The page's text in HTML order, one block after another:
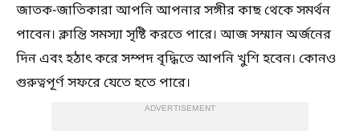
জাতক-জাতিকারা আপনি আপনার সঙ্গীর কাছ থেকে সমর্থন
পাবেন। ক্লান্তি সমস্যা সৃষ্টি করতে পারে। আজ সম্মান অর্জনের
দিন এবং হঠাৎ করে সম্পদ বৃদ্ধিতে আপনি খুশি হবেন। কোনও
গুরুত্বপূর্ণ সফরে যেতে হতে পারে।
ADVERTISEMENT